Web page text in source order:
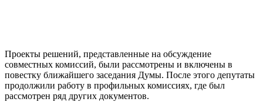
Проекты решений, представленные на обсуждение
совместных комиссий, были рассмотрены и включены в
повестку ближайшего заседания Думы. После этого депутаты
продолжили работу в профильных комиссиях, где был
рассмотрен ряд других документов.